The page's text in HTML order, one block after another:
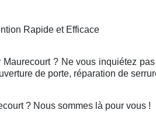
Rapide et Efficace
? Ne vous inquiétez
de porte, réparation de
? Nous sommes là pour vous !